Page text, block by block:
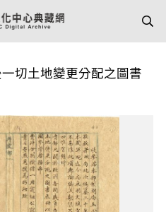
切土地變更分配之圖書